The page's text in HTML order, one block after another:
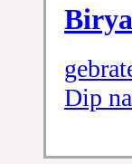
Dip